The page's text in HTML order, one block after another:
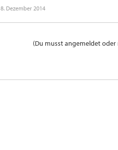
8. Dezember 2014
(Du musst angemeldet